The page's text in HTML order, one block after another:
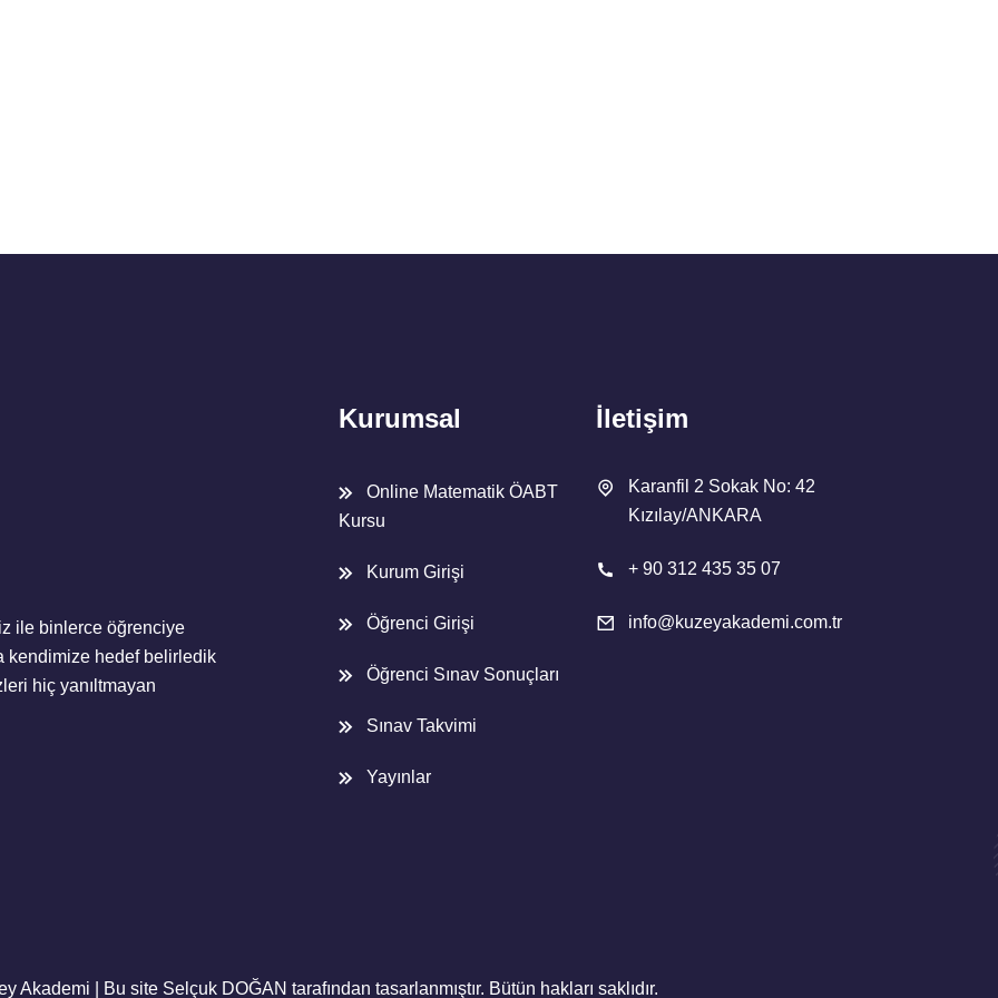
ile binlerce öğrenciye
kendimize hedef belirledik
hiç yanıltmayan
Kurumsal
Online Matematik ÖABT
Kursu
Kurum Girişi
Öğrenci Girişi
Öğrenci Sınav Sonuçları
Sınav Takvimi
Yayınlar
İletişim
Karanfil 2 Sokak No: 42
Kızılay/ANKARA
+ 90 312 435 35 07
info@kuzeyakademi.com.tr
Akademi | Bu site Selçuk DOĞAN tarafından tasarlanmıştır. Bütün hakları saklıdır.